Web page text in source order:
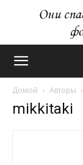
Домой Авторы
mikkitaki